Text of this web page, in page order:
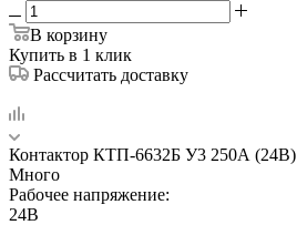
В корзину
Купить в 1 клик
Рассчитать доставку
Контактор КТП-6632Б У3 250А (24В)
Много
Рабочее напряжение:
24В